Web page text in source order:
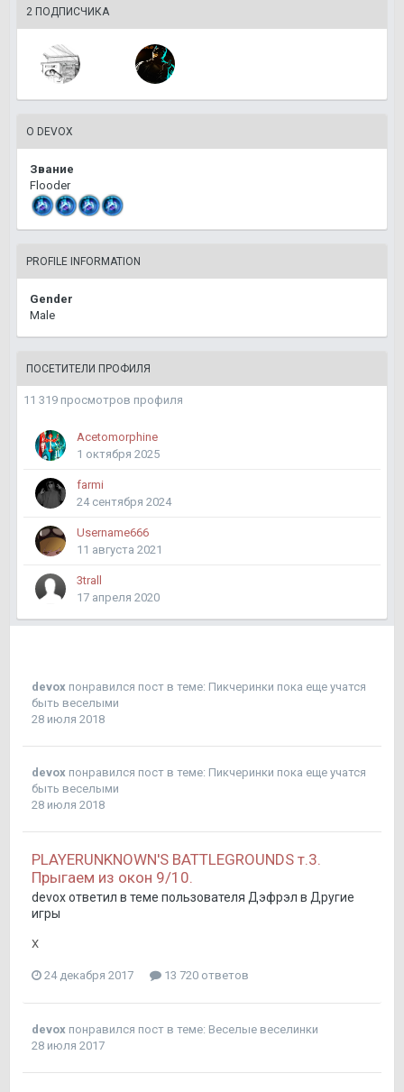
2 ПОДПИСЧИКА
О DEVOX
Звание
Flooder
PROFILE INFORMATION
Gender
Male
ПОСЕТИТЕЛИ ПРОФИЛЯ
11 319 просмотров профиля
Acetomorphine
1 октября 2025
farmi
24 сентября 2024
Username666
11 августа 2021
3trall
17 апреля 2020
devox понравился пост в теме: Пикчеринки пока еще учатся
быть веселыми
28 июля 2018
devox понравился пост в теме: Пикчеринки пока еще учатся
быть веселыми
28 июля 2018
PLAYERUNKNOWN'S BATTLEGROUNDS т.3.
Прыгаем из окон 9/10.
devoxответил в теме пользователя Дэфрэл в Другие
игры
X
24 декабря 2017 13 720 ответов
devox понравился пост в теме: Веселые веселинки
28 июля 2017